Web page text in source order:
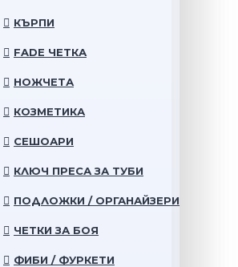
КЪРПИ
FADE ЧЕТКА
НОЖЧЕТА
КОЗМЕТИКА
СЕШОАРИ
КЛЮЧ ПРЕСА ЗА ТУБИ
ПОДЛОЖКИ / ОРГАНАЙЗЕРИ
ЧЕТКИ ЗА БОЯ
ФИБИ / ФУРКЕТИ